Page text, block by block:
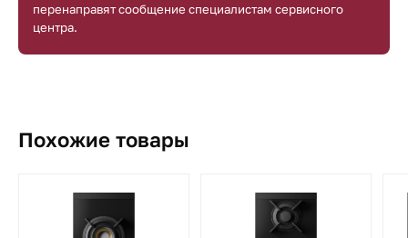
перенаправят сообщение специалистам сервисного
центра.
Похожие товары